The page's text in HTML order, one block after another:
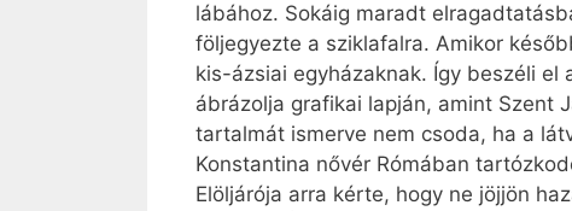
lábához. Sokáig maradt
följegyezte a sziklafalra. Amikor
kis-ázsiai egyházaknak. Így beszéli
ábrázolja grafikai lapján, amint Szent
tartalmát ismerve nem csoda, ha a
Konstantina nővér Rómában
Elöljárója arra kérte, hogy ne jöjjön